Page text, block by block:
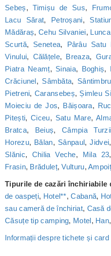
Sebeș,Timișu de Sus,
Lacu Sărat, Petroșani,
Mădăraș,Cehu Silvaniei,
Scurtă, Senetea, Pârâu Satu
Vinului, Călățele, Breaza,
Piatra Neamț, Sinaia, Boghiș,
Crăciunel, Sâmbăta, Sântimbru
Pietreni, Caransebeș, Șimleu
Moieciu de Jos, Băișoara,
Pitești,Ciceu, Satu Mare,
Bratca, Beiuș, Câmpia Turzii
Horezu, Bălan, Sânpaul,Jidvei,
Slănic, Chilia Veche, Mila 23
Frasin, Brăduleț,Vulturu,
Tipurile de cazări închiriabile
de oaspeți, Hotel**,Cabană,
sau cameră de închiriat, Casă
Căsuțe tip camping, Motel, Han,
Informații despre tichete și